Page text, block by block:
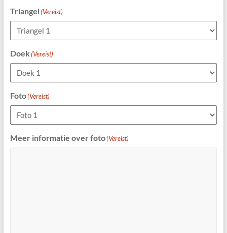
Triangel(Vereist)
Doek(Vereist)
Foto(Vereist)
Meer informatie over foto(Vereist)